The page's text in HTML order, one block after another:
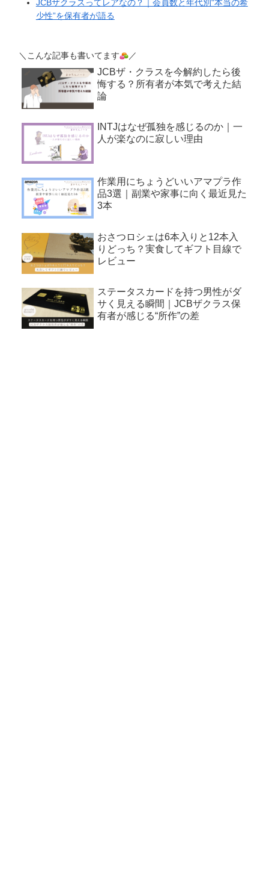
JCBザクラスってレアなの？｜会員数と年代別“本当の希
少性”を保有者が語る
＼こんな記事も書いてます ／
JCBザ・クラスを今解約したら後
悔する？所有者が本気で考えた結
論
INTJはなぜ孤独を感じるのか｜一
人が楽なのに寂しい理由
作業用にちょうどいいアマプラ作
品3選｜副業や家事に向く最近見た
3本
おさつロシェは6本入りと12本入
りどっち？実食してギフト目線で
レビュー
ステータスカードを持つ男性がダ
サく見える瞬間｜JCBザクラス保
有者が感じる“所作”の差